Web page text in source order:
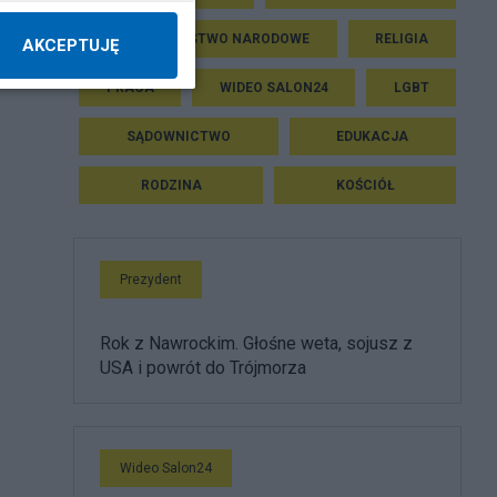
BEZPIECZEŃSTWO NARODOWE RELIGIA
PRACA WIDEO SALON24 LGBT
SĄDOWNICTWO EDUKACJA
RODZINA KOŚCIÓŁ
Prezydent
Rok z Nawrockim. Głośne weta, sojusz z
USA i powrót do Trójmorza
Wideo Salon24
AKCEPTUJĘ